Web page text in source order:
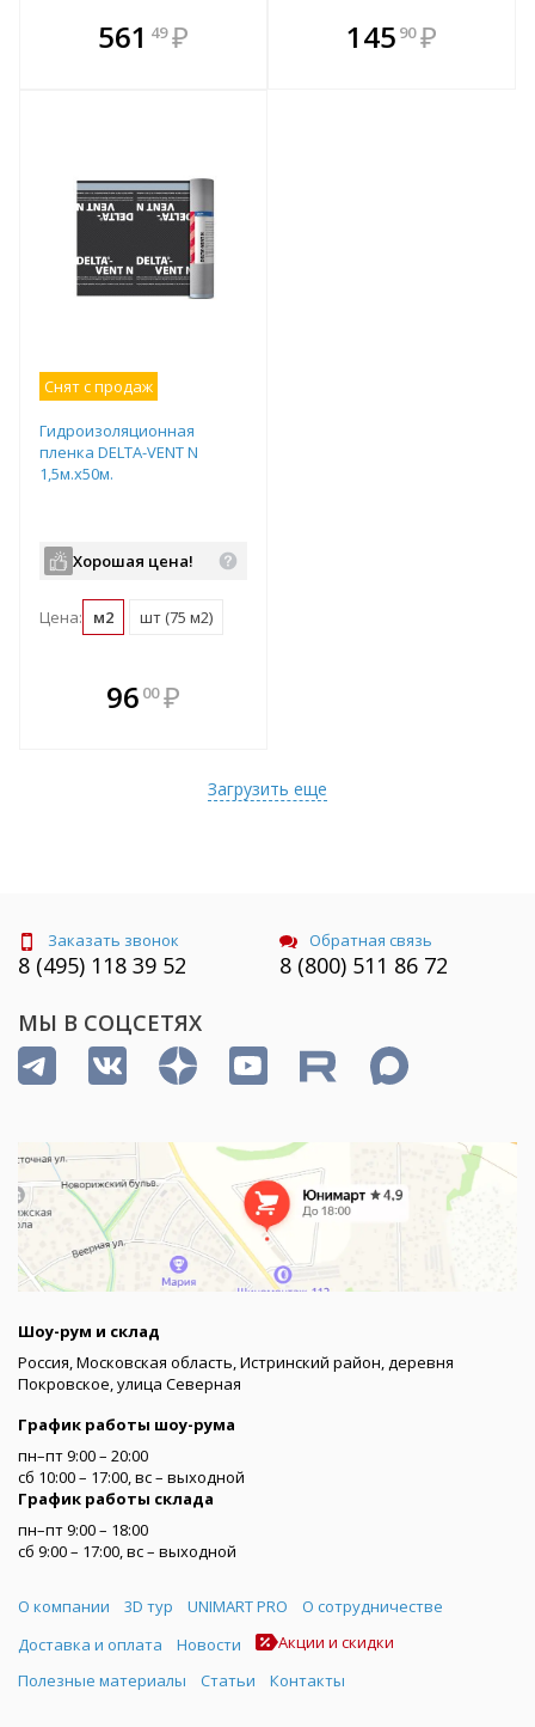
561 49 ₽
В комплекте
всегда выгоднее!
В комплекте
всегда выгоднее!
145 90 ₽
Снят с продаж
Гидроизоляционная
пленка DELTA-VENT N
1,5м.х50м.
Хорошая цена!
Цена: м2 шт (75 м2)
96 00 ₽
Загрузить еще
Заказать звонок
8 (495) 118 39 52
Обратная связь
8 (800) 511 86 72
МЫ В СОЦСЕТЯХ
Шоу-рум и склад
Россия, Московская область, Истринский район, деревня
Покровское, улица Северная
График работы шоу-рума
пн–пт 9:00 – 20:00
сб 10:00 – 17:00, вс – выходной
График работы склада
пн–пт 9:00 – 18:00
сб 9:00 – 17:00, вс – выходной
Меню
О компании 3D тур UNIMART PRO
О сотрудничестве
Доставка и оплата
Новости
Акции и скидки
Полезные материалы
Статьи Контакты